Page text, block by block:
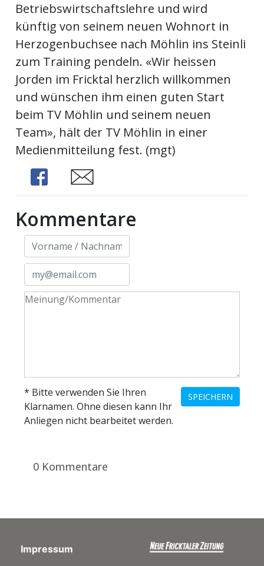
Betriebswirtschaftslehre und wird
künftig von seinem neuen Wohnort in
Herzogenbuchsee nach Möhlin ins Steinli
zum Training pendeln. «Wir heissen
Jorden im Fricktal herzlich willkommen
und wünschen ihm einen guten Start
beim TV Möhlin und seinem neuen
Team», hält der TV Möhlin in einer
Medienmitteilung fest. (mgt)
Share
Share
Kommentare
SPEICHERN
* Bitte verwenden Sie Ihren
Klarnamen. Ohne diesen kann Ihr
Anliegen nicht bearbeitet werden.
0 Kommentare
Impressum